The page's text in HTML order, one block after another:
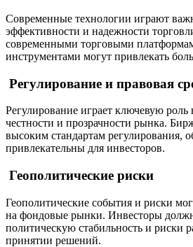
Современные технологии играют
эффективности и надежности
современными торговыми
инструментами могут привлекать
Регулирование и правовая
Регулирование играет ключевую роль
честности и прозрачности рынка.
высоким стандартам регулирования,
привлекательны для инвесторов.
Геополитические риски
Геополитические события и риски
на фондовые рынки. Инвесторы
политическую стабильность и риски
принятии решений.